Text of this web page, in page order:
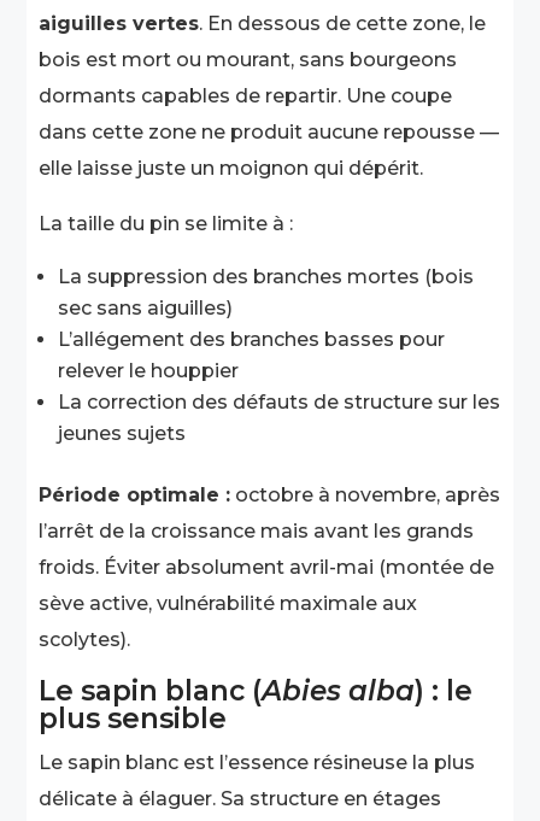
aiguilles vertes. En dessous de cette zone, le
bois est mort ou mourant, sans bourgeons
dormants capables de repartir. Une coupe
dans cette zone ne produit aucune repousse —
elle laisse juste un moignon qui dépérit.
La taille du pin se limite à :
La suppression des branches mortes (bois
sec sans aiguilles)
L’allégement des branches basses pour
relever le houppier
La correction des défauts de structure sur les
jeunes sujets
Période optimale : octobre à novembre, après
l’arrêt de la croissance mais avant les grands
froids. Éviter absolument avril-mai (montée de
sève active, vulnérabilité maximale aux
scolytes).
Le sapin blanc (Abies alba) : le
plus sensible
Le sapin blanc est l’essence résineuse la plus
délicate à élaguer. Sa structure en étages